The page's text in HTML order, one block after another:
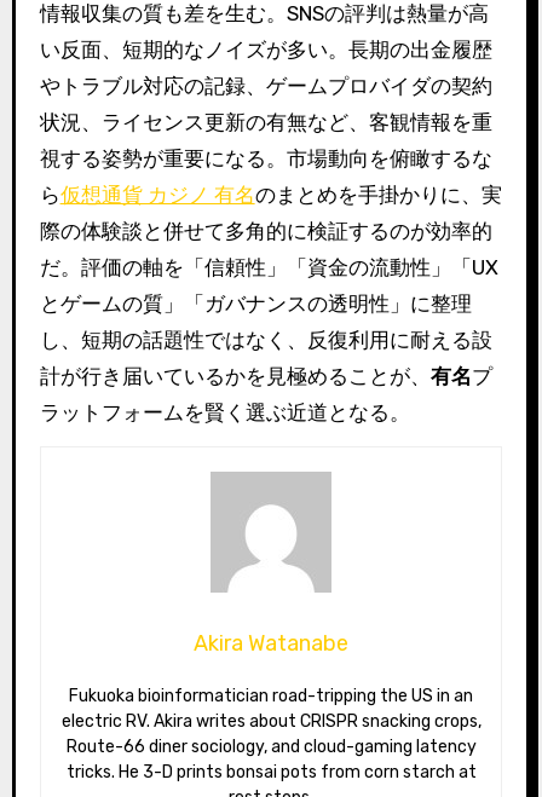
情報収集の質も差を生む。SNSの評判は熱量が高
い反面、短期的なノイズが多い。長期の出金履歴
やトラブル対応の記録、ゲームプロバイダの契約
状況、ライセンス更新の有無など、客観情報を重
視する姿勢が重要になる。市場動向を俯瞰するな
ら仮想通貨 カジノ 有名のまとめを手掛かりに、実
際の体験談と併せて多角的に検証するのが効率的
だ。評価の軸を「信頼性」「資金の流動性」「UX
とゲームの質」「ガバナンスの透明性」に整理
し、短期の話題性ではなく、反復利用に耐える設
計が行き届いているかを見極めることが、 有名プ
ラットフォームを賢く選ぶ近道となる。
Akira Watanabe
Fukuoka bioinformatician road-tripping the US in an
electric RV. Akira writes about CRISPR snacking crops,
Route-66 diner sociology, and cloud-gaming latency
tricks. He 3-D prints bonsai pots from corn starch at